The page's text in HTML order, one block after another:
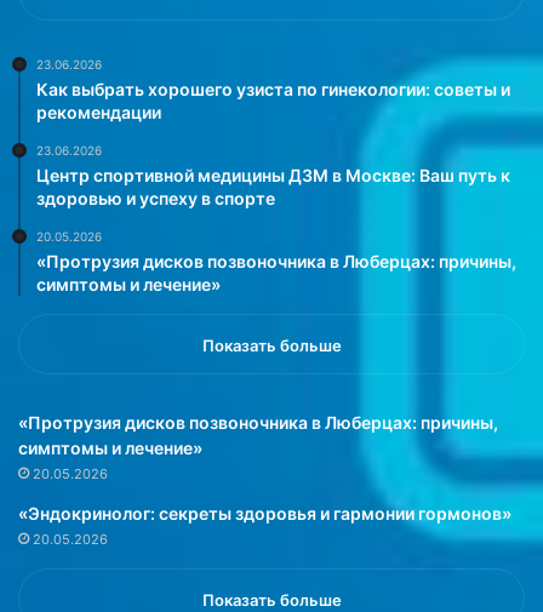
23.06.2026
Как выбрать хорошего узиста по гинекологии: советы и
рекомендации
23.06.2026
Центр спортивной медицины ДЗМ в Москве: Ваш путь к
здоровью и успеху в спорте
20.05.2026
«Протрузия дисков позвоночника в Люберцах: причины,
симптомы и лечение»
Показать больше
«Протрузия дисков позвоночника в Люберцах: причины,
симптомы и лечение»
20.05.2026
«Эндокринолог: секреты здоровья и гармонии гормонов»
20.05.2026
Показать больше